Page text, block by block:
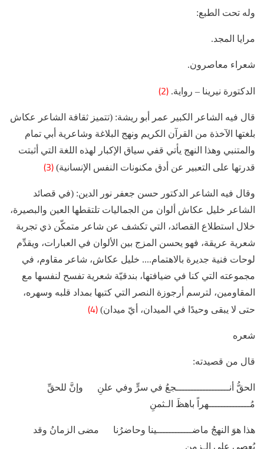
وله تحت الطبع:
مرايا المجد.
شعراء معاصرون.
الدكتورة نيرينا – رواية. (2)
قال فيه الشاعر الكبير عمر أبو ريشة: (تتميز ثقافة الشاعر عكاش
بلغتها الآخذة من القرآن الكريم ونهج البلاغة وشاعرية أبي تمام
والمتنبي وهذا النهج يأتي قفي سياق الإكبار لهذه اللغة التي أثبتت
قدرتها على التعبير عن أدق مكنونات النفس الإنسانية) (3)
وقال فيه الشاعر الدكتور حسن جعفر نور الدين: (في قصائد
الشاعر خليل عكاش ألوان من الجماليات تلتقطها العين والبصيرة،
خلال استطلاع القصائد، التي تكشف عن شاعر متمكّن ذي تجربة
شعرية عريقة، فهو يحسن المزج بين الألوان في العبارات، ويقدِّم
لوحات فنية جديرة بالاهتمام.... خليل عكاش، شاعر مقاوم، في
مجموعته التي كنا في ضيافتها، بندقيّة شعرية تفسح لنفسها مع
المقاومين، لترسم أرجوزة النصر التي كتبها بمداد قلبه وسهره،
حتى لا يبقى وحيدًا في الميدان، أيّ ميدان) (4)
شعره
قال من قصيدته:
الحقُّ أنــــــــــــــــــجعُ في سرٍّ وفي علنِ وإنَّ للحقِّ
مُــــــــــــــهراً باهظَ الـثمنِ
هذا هوَ النهجُ ماضــــــــــــينا وحاضرُنا مضى الزمانُ وقد
يُعصى على الـزمنِ